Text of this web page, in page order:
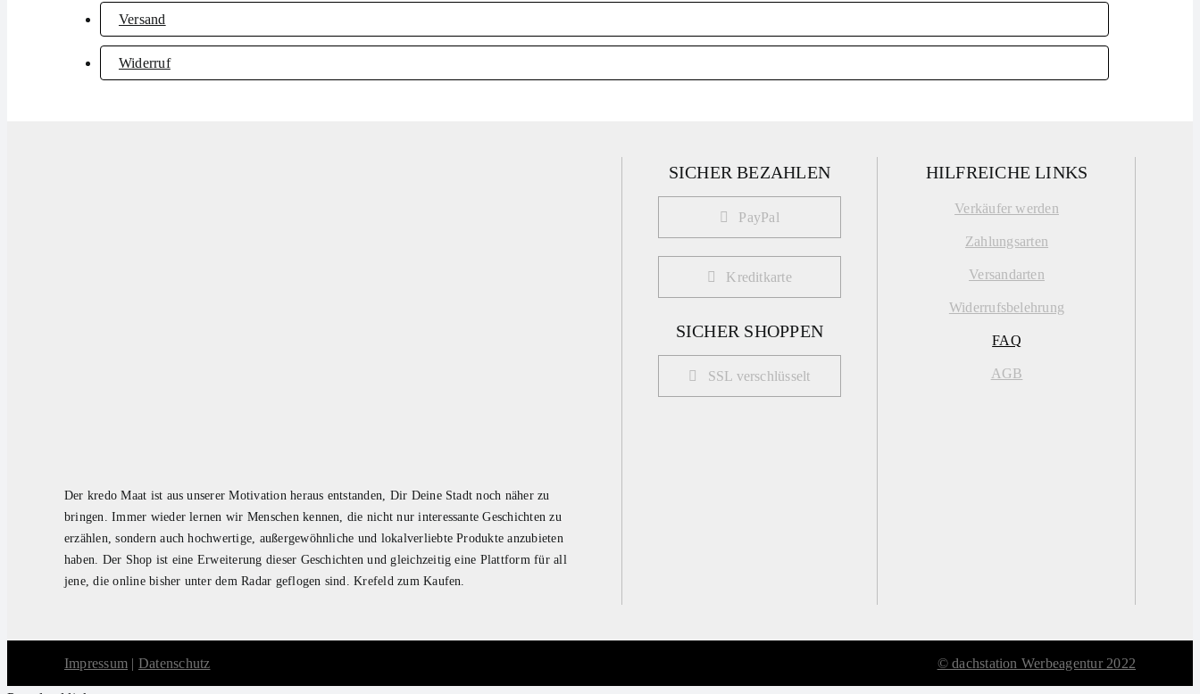
Versand
Widerruf
Der kredo Maat ist aus unserer Motivation heraus entstanden, Dir Deine Stadt noch näher zu
bringen. Immer wieder lernen wir Menschen kennen, die nicht nur interessante Geschichten zu
erzählen, sondern auch hochwertige, außergewöhnliche und lokalverliebte Produkte anzubieten
haben. Der Shop ist eine Erweiterung dieser Geschichten und gleichzeitig eine Plattform für all
jene, die online bisher unter dem Radar geflogen sind. Krefeld zum Kaufen.
SICHER BEZAHLEN
PayPal
Kreditkarte
SICHER SHOPPEN
SSL verschlüsselt
HILFREICHE LINKS
Verkäufer werden
Zahlungsarten
Versandarten
Widerrufsbelehrung
FAQ
AGB
Impressum | Datenschutz © dachstation Werbeagentur 2022